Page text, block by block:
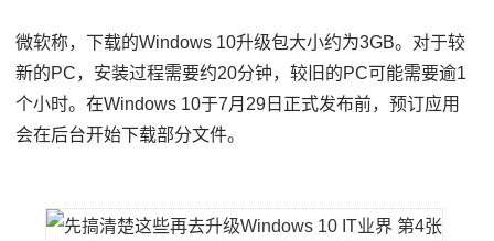
微软称，下载的Windows 10升级包大小约为3GB。对于较
新的PC，安装过程需要约20分钟，较旧的PC可能需要逾1
个小时。在Windows 10于7月29日正式发布前，预订应用
会在后台开始下载部分文件。